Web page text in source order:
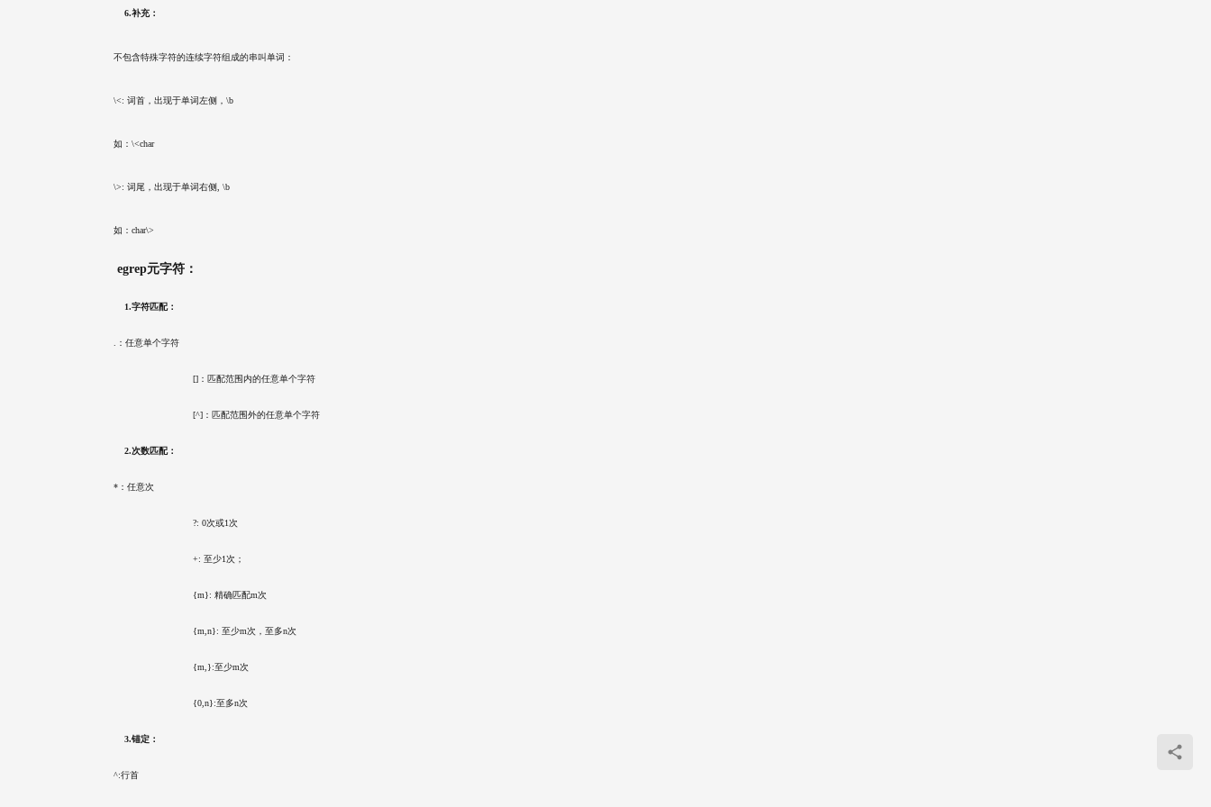
6.补充：
不包含特殊字符的连续字符组成的串叫单词：
\<: 词首，出现于单词左侧，\b
如：\<char
\>: 词尾，出现于单词右侧, \b
如：char\>
egrep元字符：
1.字符匹配：
.：任意单个字符
				    []：匹配范围内的任意单个字符
				    [^]：匹配范围外的任意单个字符
2.次数匹配：
*：任意次
				    ?: 0次或1次
				    +: 至少1次；
				    {m}: 精确匹配m次
				    {m,n}: 至少m次，至多n次
				    {m,}:至少m次
				    {0,n}:至多n次
3.锚定：
^:行首